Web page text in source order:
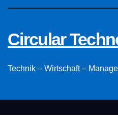
Circular
Technik – Wirtschaft –